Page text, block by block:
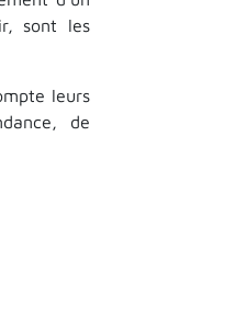
sont les
leurs
de